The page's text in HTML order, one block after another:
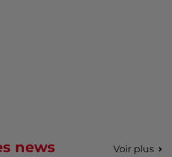
news Voir plus